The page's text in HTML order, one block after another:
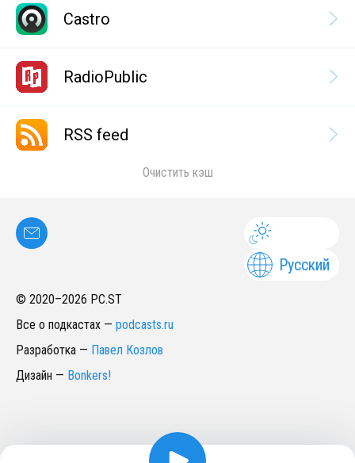
Castro
RadioPublic
RSS feed
Очистить кэш
Русский
© 2020–2026 PC.ST
Все о подкастах — podcasts.ru
Разработка — Павел Козлов
Дизайн — Bonkers!